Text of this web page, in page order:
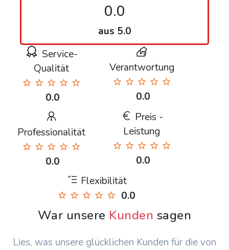
0.0
aus 5.0
Service-
Qualität
0.0
Verantwortung
0.0
Professionalität
0.0
Preis -
Leistung
0.0
Flexibilität
0.0
War unsere Kunden sagen
Lies, was unsere glücklichen Kunden für die von